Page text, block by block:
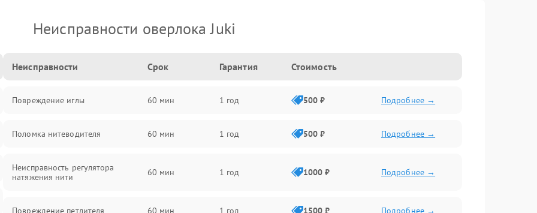
Неисправности оверлока Juki
Неисправности Срок Гарантия Стоимость
Повреждение иглы 60 мин 1 год 500 ₽ Подробнее →
Поломка нитеводителя 60 мин 1 год 500 ₽ Подробнее →
Неисправность регулятора
натяжения нити
60 мин 1 год 1000 ₽ Подробнее →
Повреждение петлителя 60 мин 1 год 1500 ₽ Подробнее →